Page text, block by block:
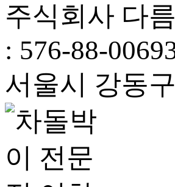
주식회사 다
: 576-88-
서울시 강동